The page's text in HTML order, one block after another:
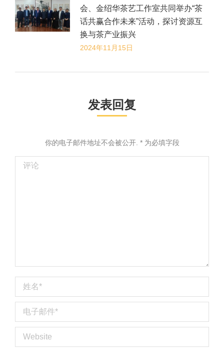
会、金绍华茶艺工作室共同举办“茶
话共赢合作未来”活动，探讨资源互
换与茶产业振兴
2024年11月15日
发表回复
你的电子邮件地址不会被公开. *为必填字段
评论
姓名 *
电子邮件 *
Website